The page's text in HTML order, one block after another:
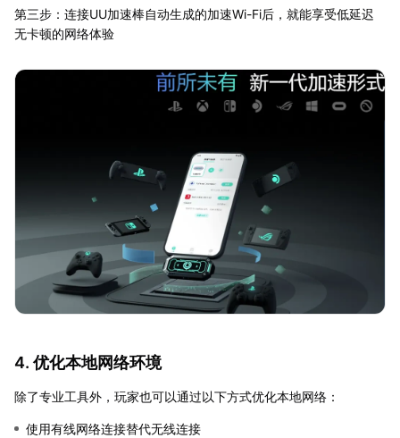
第三步：连接UU加速棒自动生成的加速Wi-Fi后，就能享受低延迟
无卡顿的网络体验
4. 优化本地网络环境
除了专业工具外，玩家也可以通过以下方式优化本地网络：
使用有线网络连接替代无线连接